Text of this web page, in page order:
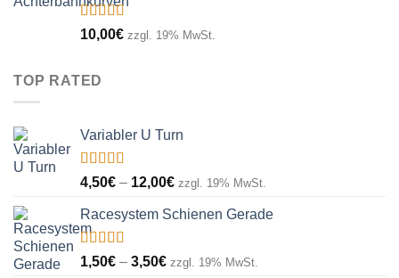
Bewertet
mit
10,00€ zzgl. 19% MwSt.
TOP RATED
Variabler U Turn
Bewertet
5
4,50€ – 12,00€Preisspanne:
bis
zzgl. 19% MwSt.
Racesystem Schienen Gerade
Bewertet
1,50€ – 3,50€Preisspanne:
zzgl. 19% MwSt.